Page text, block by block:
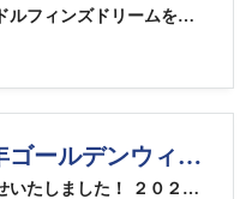
日頃より、ドルフィンズドリームをご愛顧いただき、有難うございますm(_ _)m 本日、２月８日でドルフィンズドリームは、開店１８周年を迎える事が出来ました。 これも偏に、日頃より当店を支えてくださっている多くのお客様をはじめ、ドルフィンズドリームに携わっていただいている全ての皆様のおかげと、心より感謝いたしております。 折しも、今季最強といわれる寒波に日本列島が覆われていて、ダイビングをイメージしにくいような寒い日が続いていますが、季節は春に向かっており、伊豆では間も無く河津桜も咲き始めます。 １９年目のこの一年も、より多くの皆様と共にダイビングを楽しめるよう頑張ってまいります。 今後とも変わらぬご愛顧を賜りますよう宜しくお願い申し上げます。 ドルフィンズドリーム スタッフ一同
２０２６年ゴールデンウィークまでのツアースケジュール詳細をＵＰ！
大変お待たせいたしました！ ２０２６年ゴールデンウィークまでのツアースケジュールの詳細をＵＰしました。 春に向けて、多彩なツアーをご用意しましたので、海のご予定をご検討くださいね！！ まずは伊豆方面のツアーから！ ２月、３月、４月に開催する全３回の朝発1泊大瀬崎ツアーを、通常のツアー代から３,０００円引きの格安価格にてご提供いたします。 もちろんクラブＤＤメンバー割引も適用されますので、アドバンスランク以上のメンバーの方は、ツアー代が２万円代でご参加いただけますよ！ 中でも、４月４日発の大瀬崎ツアーは、大瀬神社の例大祭「大瀬まつり」の日程に当たります。 天下の奇祭とも言われる、この祭りの最大の見所は、女装した青年たちが華やかに飾り付けられた漁船の上で繰り広げる「勇み踊り」お囃子もにぎやかに岸壁に到着すると、船から海に向かって俵を投げ、それを泳いで拾った青年たちが、神社に大漁と航海の安全を願って参詣します。ダイビングと合わせて祭りも楽しめますよ！ また、３月には伊豆半島でも屈指の地形スポットの西伊豆・雲見ツアーを予定しています。 伊豆半島の西・南エリアのダイナミックな地形と魚影の濃さ、夜は伊豆の民宿ならではの豪華な海鮮料理を存分にお楽しみいただけますよ！ 西伊豆・雲見ツアー詳細 そして、日本海シーズンもいよいよスタート！ 日帰りツアーで行ける越中宮崎では、天使の輪っかの付いたサクラダンゴウオ のベイビーたちがピークを迎えます。１cmにも満たないサイズですが、そのユーモラスな姿と動きがメチャメチャ可愛いですよ。他にも春のウミウシも大量発生中！ オープンウォーターレベルの方から楽しめる水深が比較的浅めの辺ノ島エリアがマクロ天国となります。 まだ水温が低い時期ですので、ご自分のドライスーツが必須です！！ ４月２４日からの４日間は、国内人気Ｎｏ.１のダイブスポット石垣島・川平ツアーを開催！ マンタポイントにも近い川平湾エリアの宿に泊まります。 マンタはもちろん、エダサンゴの群生とそこに生息する色鮮やかなチョウチョウウオやハナダイの大群など、イメージ通りの南の島でのダイビングを楽しんでいただけますよ！ 航空運賃の関係で、ツアー料金は、お申し込み期日ごと４段階のスライド式料金設定となっています。お申し込みが早い程お得ですので、参加を希望される方はお早めにご検討いただき、お申し込みくださいね。 石垣島・川平ツアー詳細 そして２０２６年ゴールデンウィークのツアーは、５月２日(土)出発の５日間で、３年ぶりとなる高知・柏島ツアーを開催します！ 柏島は、四国の西南端に位置する“知る人ぞ知る”ダイビング天国、太平洋の黒潮と豊後水道がぶつかる周辺海域は、魚類が約千種類にも上る豊かな海で、ピグミーシーホースやピンクスクワットロブスターといったレアものマクロ生物が割と普通に見れてしまいます。テーブルサンゴの群生やドロップオフ、水中アーチなど地形も変化に富んでいて、伊豆半島や伊豆諸島域とも沖縄とも違った海をお楽しみいただけます！ 高知・柏島ツアー詳細 その他、エマージェンシー・ファースト・レスポンス（救急法）コースやＰＡＤＩ ＡＷＡＲＥ（環境保護）ＳＰコースなど、長野で受講できるコースも予定しています。 詳しくはツアースケジュールページをご覧ください。 ツアースケジュールページ また、６月までの半年間の最新ツアースケジュール（ＰＤＦ形式）もアップしています。こちらからダウンロードしてご利用頂けます。 ２０２６年１月〜６月ＤＤツアースケジュールＰＤＦ